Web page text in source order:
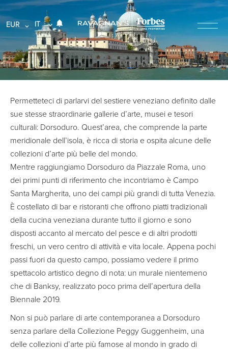
EUR
Permetteteci di parlarvi del sestiere veneziano definito dalle
sue stesse straordinarie gallerie d’arte, musei e tesori
culturali: Dorsoduro. Quest’area, che comprende la parte
meridionale dell’isola, è ricca di storia e ospita alcune delle
collezioni d’arte più belle del mondo.
Mentre raggiungiamo Dorsoduro da Piazzale Roma, uno
dei primi punti di riferimento che incontriamo è Campo
Santa Margherita, uno dei campi più grandi di tutta Venezia.
È costellato di bar e ristoranti che offrono piatti tradizionali
della cucina veneziana durante tutto il giorno e sono
disposti accanto al mercato del pesce e di altri prodotti
freschi, un vero centro di attività e vita locale. Appena pochi
passi fuori da questo campo, possiamo vedere il primo
spettacolo artistico degno di nota: un murale nientemeno
che di Banksy, realizzato poco prima dell’apertura della
Biennale 2019.
Non si può parlare di arte contemporanea a Dorsoduro
senza parlare della Collezione Peggy Guggenheim, una
delle collezioni d’arte più famose al mondo in grado di